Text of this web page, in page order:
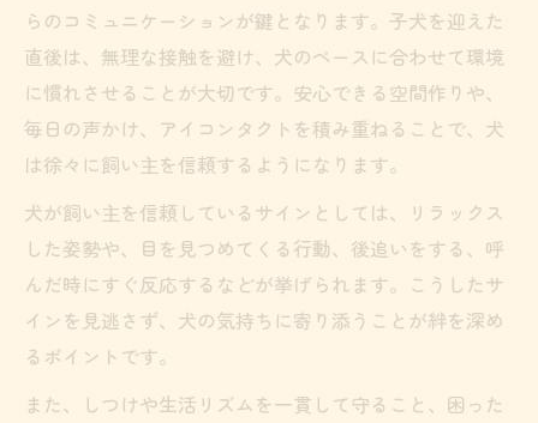
らのコミュニケーションが鍵となります。子犬を迎えた
直後は、無理な接触を避け、犬のペースに合わせて環境
に慣れさせることが大切です。安心できる空間作りや、
毎日の声かけ、アイコンタクトを積み重ねることで、犬
は徐々に飼い主を信頼するようになります。
犬が飼い主を信頼しているサインとしては、リラックス
した姿勢や、目を見つめてくる行動、後追いをする、呼
んだ時にすぐ反応するなどが挙げられます。こうしたサ
インを見逃さず、犬の気持ちに寄り添うことが絆を深め
るポイントです。
また、しつけや生活リズムを一貫して守ること、困った